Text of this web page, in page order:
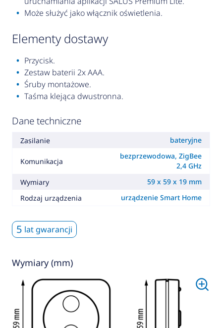
Może służyć jako włącznik oświetlenia.
elementy dostawy
Przycisk.
Zestaw baterii 2x AAA.
Śruby montażowe.
Taśma klejąca dwustronna.
Dane techniczne
Zasilanie bateryjne
Komunikacja
bezprzewodowa, ZigBee
2,4 GHz
Wymiary
59 x 59 x 19 mm
Rodzaj urządzenia
urządzenie Smart Home
5 lat gwarancji
Wymiary (mm)